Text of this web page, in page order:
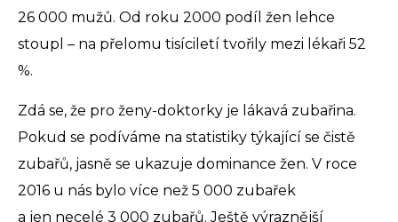
26 000 mužů. Od roku 2000 podíl žen lehce
stoupl – na přelomu tisíciletí tvořily mezi lékaři 52
%.
Zdá se, že pro ženy-doktorky je lákavá zubařina.
Pokud se podíváme na statistiky týkající se čistě
zubařů, jasně se ukazuje dominance žen. V roce
2016 u nás bylo více než 5 000 zubařek
a jen necelé 3 000 zubařů. Ještě výraznější